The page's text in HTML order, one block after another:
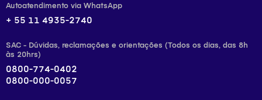
Autoatendimento via WhatsApp
+ 55 11 4935-2740
SAC - Dúvidas, reclamações e orientações (Todos os dias, das 8h
às 20hrs)
0800-774-0402
0800-000-0057